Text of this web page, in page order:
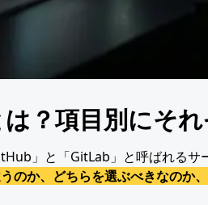
？項目別にそ
」と「GitLab」と呼ばれるサ
のか、どちらを選ぶべきなのか